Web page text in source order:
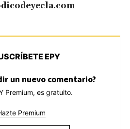
EPY
un nuevo comentario?
Premium, es gratuito.
Premium